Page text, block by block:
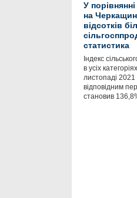
У
на
відсотків
статистика
Індекс
в усіх
листопаді 2021
відповідним
становив